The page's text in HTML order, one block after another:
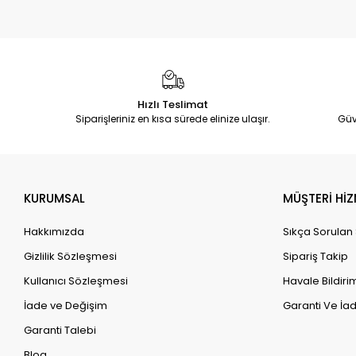
Hızlı Teslimat
Siparişleriniz en kısa sürede elinize ulaşır.
KURUMSAL
Hakkımızda
Gizlilik Sözleşmesi
Kullanıcı Sözleşmesi
İade ve Değişim
Garanti Talebi
MÜŞTERİ
Sıkça
Sipariş Takip
Havale
Garanti Ve